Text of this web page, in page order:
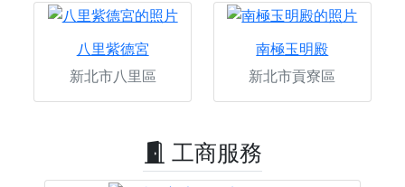
八里紫德宮
新北市八里區
南極玉明殿
新北市貢寮區
工商服務